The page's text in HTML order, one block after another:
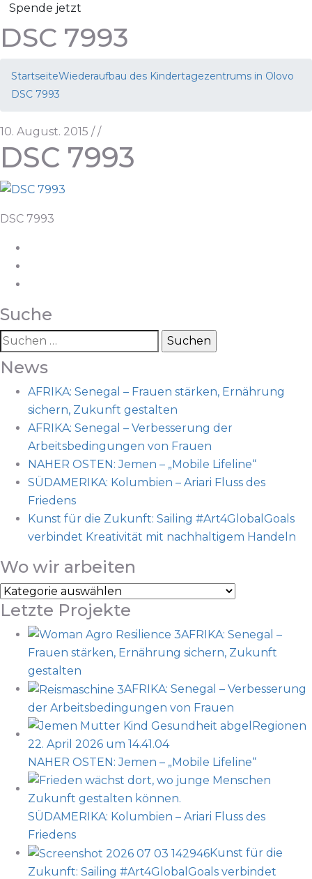
Spende jetzt
DSC 7993
StartseiteWiederaufbau des Kindertagezentrums in Olovo
DSC 7993
10. August. 2015 / /
DSC 7993
DSC 7993
Suche
Suchen
nach:
News
AFRIKA: Senegal – Frauen stärken, Ernährung
sichern, Zukunft gestalten
AFRIKA: Senegal – Verbesserung der
Arbeitsbedingungen von Frauen
NAHER OSTEN: Jemen – „Mobile Lifeline“
SÜDAMERIKA: Kolumbien – Ariari Fluss des
Friedens
Kunst für die Zukunft: Sailing #Art4GlobalGoals
verbindet Kreativität mit nachhaltigem Handeln
Wo wir arbeiten
Wo
wir
arbeiten
Letzte Projekte
AFRIKA: Senegal –
Frauen stärken, Ernährung sichern, Zukunft
gestalten
AFRIKA: Senegal – Verbesserung
der Arbeitsbedingungen von Frauen
NAHER OSTEN: Jemen – „Mobile Lifeline“
SÜDAMERIKA: Kolumbien – Ariari Fluss des
Friedens
Kunst für die
Zukunft: Sailing #Art4GlobalGoals verbindet